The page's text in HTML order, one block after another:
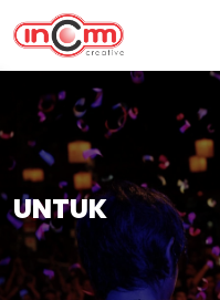
UNTUK